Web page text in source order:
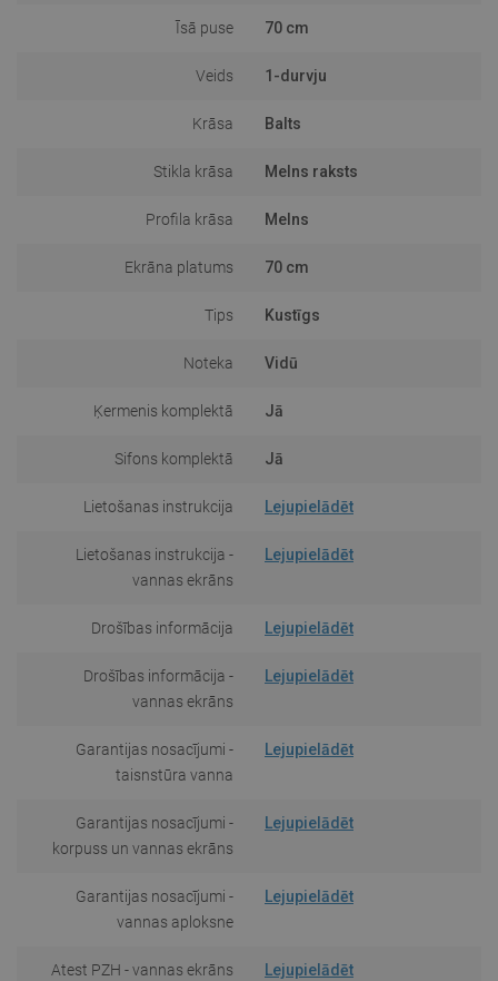
Īsā puse 70 cm
Veids 1-durvju
Krāsa Balts
Stikla krāsa Melns raksts
Profila krāsa Melns
Ekrāna platums 70 cm
Tips Kustīgs
Noteka Vidū
Ķermenis komplektā Jā
Sifons komplektā Jā
Lietošanas instrukcija Lejupielādēt
Lietošanas instrukcija -
vannas ekrāns
Lejupielādēt
Drošības informācija Lejupielādēt
Drošības informācija -
vannas ekrāns
Lejupielādēt
Garantijas nosacījumi -
taisnstūra vanna
Lejupielādēt
Garantijas nosacījumi -
korpuss un vannas ekrāns
Lejupielādēt
Garantijas nosacījumi -
vannas aploksne
Lejupielādēt
Atest PZH - vannas ekrāns Lejupielādēt